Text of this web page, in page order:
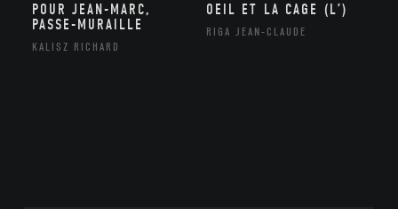
POUR JEAN-MARC,
PASSE-MURAILLE
KALISZ RICHARD
OEIL ET LA CAGE (L’)
RIGA JEAN-CLAUDE